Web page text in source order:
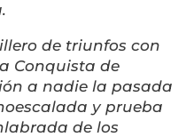
de triunfos con
Conquista de
a nadie la pasada
y prueba
de los